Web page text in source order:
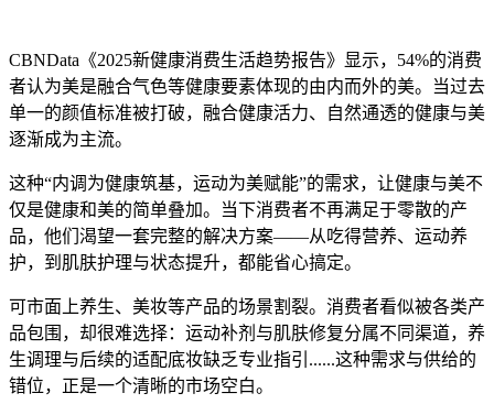
CBNData《2025新健康消费生活趋势报告》显示，54%的消费
者认为美是融合气色等健康要素体现的由内而外的美。当过去
单一的颜值标准被打破，融合健康活力、自然通透的健康与美
逐渐成为主流。
这种“内调为健康筑基，运动为美赋能”的需求，让健康与美不
仅是健康和美的简单叠加。当下消费者不再满足于零散的产
品，他们渴望一套完整的解决方案——从吃得营养、运动养
护，到肌肤护理与状态提升，都能省心搞定。
可市面上养生、美妆等产品的场景割裂。消费者看似被各类产
品包围，却很难选择：运动补剂与肌肤修复分属不同渠道，养
生调理与后续的适配底妆缺乏专业指引......这种需求与供给的
错位，正是一个清晰的市场空白。